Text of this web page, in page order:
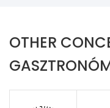
OTHER